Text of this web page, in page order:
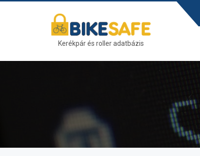
Kerékpár és roller adatbázis